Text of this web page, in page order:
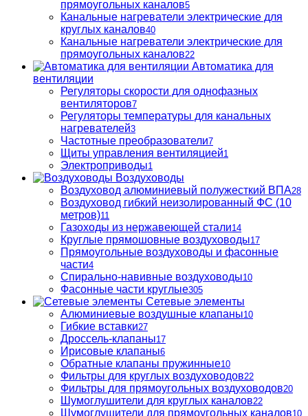
прямоугольных каналов5
Канальные нагреватели электрические для
круглых каналов40
Канальные нагреватели электрические для
прямоугольных каналов22
Автоматика для
вентиляции
Регуляторы скорости для однофазных
вентиляторов7
Регуляторы температуры для канальных
нагревателей3
Частотные преобразователи7
Щиты управления вентиляцией1
Электроприводы1
Воздуховоды
Воздуховод алюминиевый полужесткий ВПА28
Воздуховод гибкий неизолированный ФС (10
метров)11
Газоходы из нержавеющей стали14
Круглые прямошовные воздуховоды17
Прямоугольные воздуховоды и фасонные
части4
Спирально-навивные воздуховоды10
Фасонные части круглые305
Сетевые элементы
Алюминиевые воздушные клапаны10
Гибкие вставки27
Дроссель-клапаны17
Ирисовые клапаны6
Обратные клапаны пружинные10
Фильтры для круглых воздуховодов22
Фильтры для прямоугольных воздуховодов20
Шумоглушители для круглых каналов22
Шумоглушители для прямоугольных каналов10